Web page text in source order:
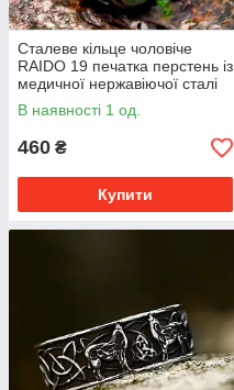
Cталеве кільце чоловіче
RAIDO 19 печатка перстень із
медичної нержавіючої сталі
316L з Рунами
В наявності 1 од.
460 ₴
Купити